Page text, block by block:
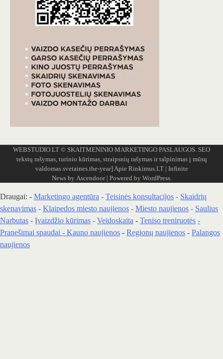
WEBSTUDIO.LT © SKAITMENINIO MARKETINGO PASLAUGOS. SEO
tekstų rašymas, turinio kūrimas, straipsnių rašymas ir talpinimas į mūsų
valdomas svetaines.the-year] Apie Rinkimus.LT| Infinite
News by Ascendoor| Powered by WordPress.
Draugai: - Marketingo agentūra - Teisinės konsultacijos - Skaidrių
skenavimas - Klaipedos miesto naujienos - Miesto naujienos - Saulius
Narbutas - Įvaizdžio kūrimas - Veidoskaita - Teniso treniruotės -
Pranešimai spaudai - Kauno naujienos - Regionų naujienos - Palangos
naujienos